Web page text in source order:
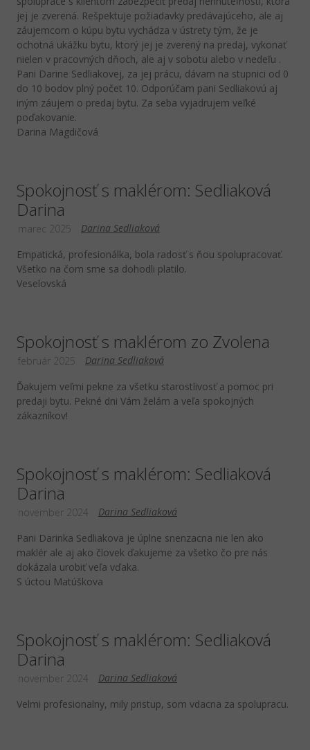
jej je zverená. Rešpektuje požiadavky predávajúceho, ale aj
záujemcom o kúpu bytu vychádza v ústrety tým, že je
ochotná ukážku bytu, ktorý jej je zverený na predaj, vykonať
nielen v pracovných dňoch, ale aj v sobotu alebo v nedeľu .
Pani Darine Sedliakovej, za jej prácu, dávam na stupnici od 0
do 10 bodov plný počet 10. Odporúčam pani Sedliakovú aj
iným záujem o predaj bytu. Za seba vyjadrujem veľké
poďakovanie.
Darina Magdičová
Spokojnosť s maklérom: Sedliaková
Darina
Darina Sedliaková
marec 2025
Empatická, profesionálka, bola radosť s ňou spolupracovať.
Všetko na čom sme sa dohodli platilo.
Veselovská
Spokojnosť s maklérom zo Zvolena
Darina Sedliaková
február 2025
Ďakujem veľmi pekne za všetku starostlivosť a pomoc pri
predaji bytu. Pekné dni Vám želám a veľa spokojných
zákazníkov!
Spokojnosť s maklérom: Sedliaková
Darina
Darina Sedliaková
november 2024
Pani Darinka Sedliakova je úplne snenzacna nie len ako
maklér ale aj ako človek ďakujeme za všetko čo pre nás
dokázala urobiť veľa vďaka.
S úctou Matúškova
Spokojnosť s maklérom: Sedliaková
Darina
Darina Sedliaková
november 2024
Velmi profesionalny, mily pristup, som vdacna za spolupracu.